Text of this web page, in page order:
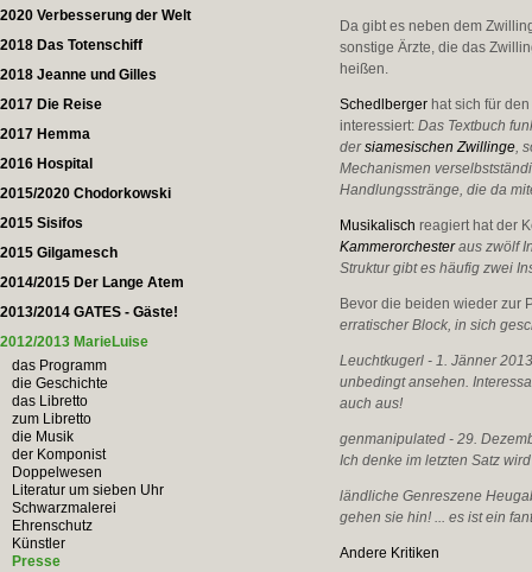
2020 Verbesserung der Welt
2018 Das Totenschiff
2018 Jeanne und Gilles
2017 Die Reise
2017 Hemma
2016 Hospital
2015/2020 Chodorkowski
2015 Sisifos
2015 Gilgamesch
2014/2015 Der Lange Atem
2013/2014 GATES - Gäste!
2012/2013 MarieLuise
das Programm
die Geschichte
das Libretto
zum Libretto
die Musik
der Komponist
Doppelwesen
Literatur um sieben Uhr
Schwarzmalerei
Ehrenschutz
Künstler
Presse
Da gibt es neben dem
sonstige Ärzte, die das
heißen.
Schedlberger hat sich für
interessiert:Das Textbuch
dersiamesischen Zwillinge,
Mechanismen
Handlungsstränge, die da
Musikalisch reagiert hat der
Kammerorchesteraus zwölf
Struktur gibt es häufig zwei
Bevor die beiden wieder zur
erratischer Block, in sich
Leuchtkugerl - 1. Jänner
unbedingt ansehen.
auch aus!
genmanipulated - 29.
Ich denke im letzten Satz
ländliche Genreszene
gehen sie hin! ... es ist ein
Andere Kritiken